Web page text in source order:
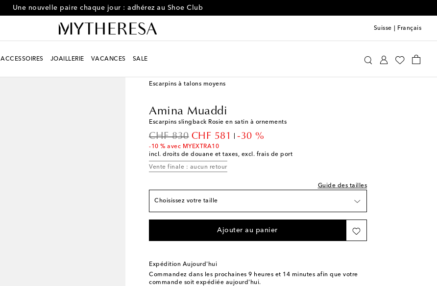
Une nouvelle paire chaque jour : adhérez au Shoe Club
Suisse Français
ACCESSOIRES JOAILLERIE VACANCES SALE
Escarpins à talons moyens
Amina Muaddi
Escarpins slingback Rosie en satin à ornements
CHF 830
original priceCHF 581
discount price
-30 %
-10 % avec MYEXTRA10
incl. droits de douane et taxes, excl. frais de port
Vente finale : aucun retour
Guide des tailles
Choisissez votre taille
Correspond à la pointure indiquée
EU 36 Stock faible
EU 36.5 Ajouter à la Wishlist
EU 37 Stock faible
EU 37.5 Ajouter à la Wishlist
EU 38 Dernière pièce
EU 39 Dernière pièce
EU 39.5 Ajouter à la Wishlist
Ajouter à la Wishlist
EU 42 Ajouter à la Wishlist
Ajouter au panier
Expédition Aujourd'hui
Commandez dans les prochaines 9 heures et 14 minutes afin que votre
commande soit expédiée aujourd'hui.